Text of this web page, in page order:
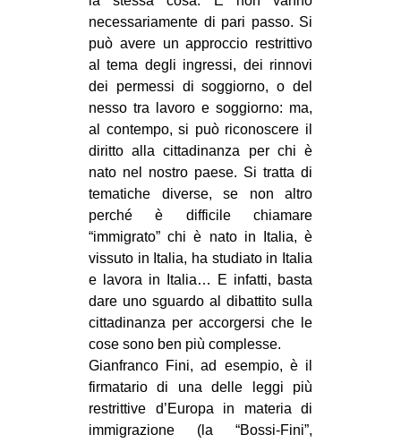
necessariamente di pari passo. Si
può avere un approccio restrittivo
al tema degli ingressi, dei rinnovi
dei permessi di soggiorno, o del
nesso tra lavoro e soggiorno: ma,
al contempo, si può riconoscere il
diritto alla cittadinanza per chi è
nato nel nostro paese. Si tratta di
tematiche diverse, se non altro
perché è difficile chiamare
“immigrato” chi è nato in Italia, è
vissuto in Italia, ha studiato in Italia
e lavora in Italia… E infatti, basta
dare uno sguardo al dibattito sulla
cittadinanza per accorgersi che le
cose sono ben più complesse.
Gianfranco Fini, ad esempio, è il
firmatario di una delle leggi più
restrittive d’Europa in materia di
immigrazione (la “Bossi-Fini”,